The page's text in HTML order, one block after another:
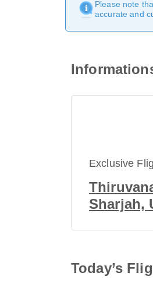
Please note
accurate and
Exclusive
Sharjah,
Today’s